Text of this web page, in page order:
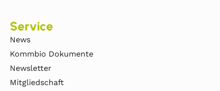
Service
News
Kommbio Dokumente
Newsletter
Mitgliedschaft